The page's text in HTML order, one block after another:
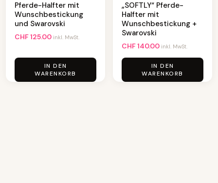
Pferde-Halfter mit
Wunschbestickung
und Swarovski
CHF125.00 inkl. MwSt.
IN DEN
WARENKORB
„SOFTLY“ Pferde-
Halfter mit
Wunschbestickung +
Swarovski
CHF140.00 inkl. MwSt.
IN DEN
WARENKORB